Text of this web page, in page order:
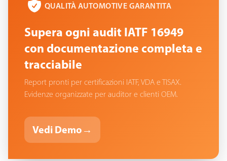
QUALITÀ AUTOMOTIVE GARANTITA
Supera ogni audit IATF 16949
con documentazione completa e
tracciabile
Report pronti per certificazioni IATF, VDA e TISAX.
Evidenze organizzate per auditor e clienti OEM.
Vedi Demo →